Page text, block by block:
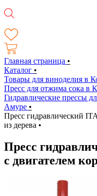
Главная страница •
Каталог •
Товары для виноделия в
Пресс для отжима сока в
Гидравлические прессы
Амуре •
Пресс гидравлический
из дерева •
Пресс
с двигателем